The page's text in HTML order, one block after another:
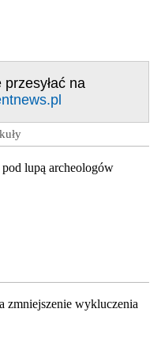
na
lupą archeologów
zmniejszenie wykluczenia